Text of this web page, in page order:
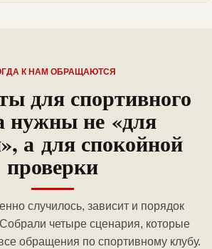
К НАМ ОБРАЩАЮТСЯ
для спортивного
нужны не «для
а для спокойной
проверки
случилось, зависит и порядок
четыре сценария, которые
обращения по спортивному клубу.